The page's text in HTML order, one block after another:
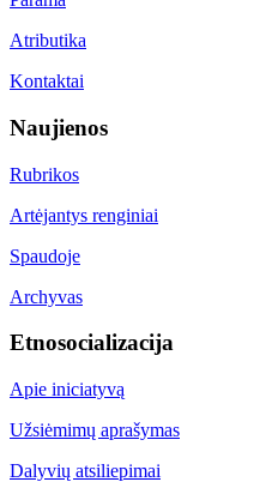
Atributika
Kontaktai
Naujienos
Rubrikos
Artėjantys renginiai
Spaudoje
Archyvas
Etnosocializacija
Apie iniciatyvą
Užsiėmimų aprašymas
Dalyvių atsiliepimai